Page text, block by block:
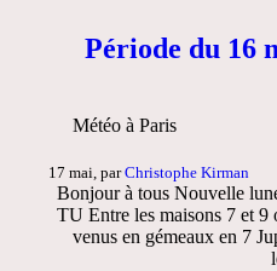
Période du 16
Météo à Paris
17 mai, parChristophe Kirman
Bonjour à tous Nouvelle
TU Entre les maisons 7 et 9
venus en gémeaux en 7